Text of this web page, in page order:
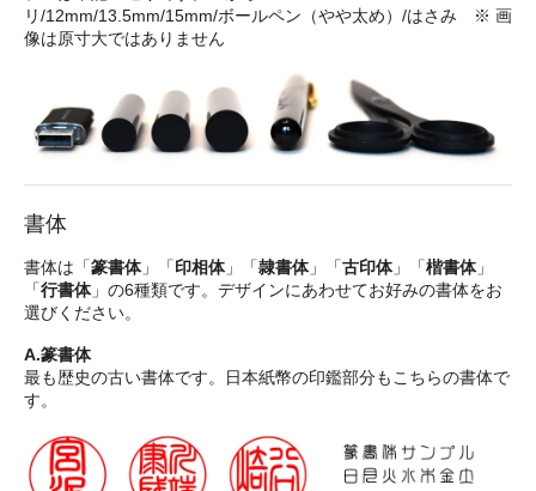
リ/12mm/13.5mm/15mm/ボールペン（やや太め）/はさみ ※ 画
像は原寸大ではありません
書体
書体は「篆書体」「印相体」「隷書体」「古印体」「楷書体」
「行書体」の6種類です。デザインにあわせてお好みの書体をお
選びください。
A.篆書体
最も歴史の古い書体です。日本紙幣の印鑑部分もこちらの書体で
す。